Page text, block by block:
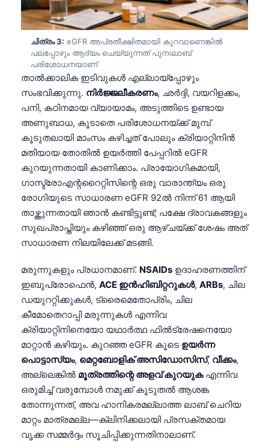
ചിത്രം 3: eGFR അപ്രതീക്ഷിതമായി കുറവാണെങ്കിൽ
പലപ്പോഴും ആദ്യം ചെയ്യുന്നത് പുനഃലാബ്
പരിശോധനയാണ്
താൽക്കാലിക ഇടിവുകൾ എല്ലായ്പ്പോഴും
സംഭവിക്കുന്നു. നിർജ്ജലീകരണം, ഛർദ്ദി, വയറിളക്കം,
പനി, കഠിനമായ വ്യായാമം, അടുത്തിടെ ഉണ്ടായ
അണുബാധ, കൂടാതെ പരിശോധനയ്ക്ക് മുമ്പ്
കൂടുതലായി മാംസം കഴിച്ചത് പോലും ക്രിയാറ്റിനിൻ
മതിയായ തോതിൽ ഉയർത്തി പേപ്പറിൽ eGFR
കുറയുന്നതായി കാണിക്കാം. പ്രായോഗികമായി,
ഗാസ്ട്രോഎന്ററൈറ്റിസിന്റെ ഒരു വാരാന്ത്യം ഒരു
രോഗിയുടെ സാധാരണ eGFR 92ൽ നിന്ന് 61 ആയി
താഴ്ത്തുന്നതായി ഞാൻ കണ്ടിട്ടുണ്ട്; പക്ഷേ ദ്രാവകങ്ങളും
സുഖപ്രാപ്തിയും കഴിഞ്ഞ് ഒരു ആഴ്ചയ്ക്ക് ശേഷം അത്
സാധാരണ നിലയിലേക്ക് മടങ്ങി.
മരുന്നുകളും പ്രധാനമാണ്. NSAIDs ഉദാഹരണത്തിന്
ഇബുപ്രോഫെൻ, ACE ഇൻഹിബിറ്ററുകൾ, ARBs, ചില
ഡയുററ്റിക്കുകൾ, ട്രൈമെതോപ്രിം, ചില
കീമോതെറാപ്പി മരുന്നുകൾ എന്നിവ
ക്രിയാറ്റിനിനെയോ യഥാർത്ഥ ഫിൽട്രേഷനെയോ
മാറ്റാൻ കഴിയും. കുറഞ്ഞ eGFR കൂടെ ഉയർന്ന
പൊട്ടാസ്യം, മെറ്റബോളിക് അസിഡോസിസ്, വീക്കം,
അല്ലെങ്കിൽ മൂത്രത്തിന്റെ അളവ് കുറയുകഎന്നിവ
ഒരുമിച്ച് വരുമ്പോൾ നമുക്ക് കൂടുതൽ ആശങ്ക
തോന്നുന്നത്, അവ ഹാനികരമല്ലാത്ത ലാബ് ചെറിയ
മാറ്റം മാത്രമല്ല—ക്ലിനിക്കലായി പ്രസക്തമായ
വൃക്ക സമ്മർദ്ദം സൂചിപ്പിക്കുന്നതിനാലാണ്.